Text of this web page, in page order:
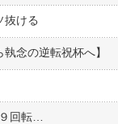
抜ける
念の逆転祝杯へ】
回転…